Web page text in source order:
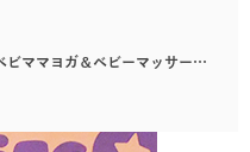
ビママヨガ＆ベビーマッサー…